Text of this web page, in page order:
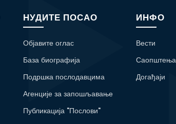
НУДИТЕ ПОСАО
Објавите оглас
База биографија
Подршка послодавцима
Агенције за запошљавање
Публикација "Послови"
ИНФО
Вести
Саопштења
Догађаји